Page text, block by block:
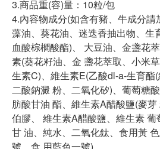
3.商品重(容)量：10粒/包
4.內容物成分(如含有豬、牛成分
藻油、葵花油、迷迭香抽出物、生
血酸棕櫚酸酯)、 大豆油、金盞花
素(葵花籽油、金 盞花萃取、小米
生素C)、維生素E(乙酸dl-a-生育酯
二酸鈉澱 粉、二氧化矽)、葡萄糖
肪酸甘油 酯、維生素A醋酸鹽(麥
伯膠、 維生素A醋酸鹽、維生素 葡
甘 油、純水、二氧化鈦、食用黃
號、食 用藍色一號)